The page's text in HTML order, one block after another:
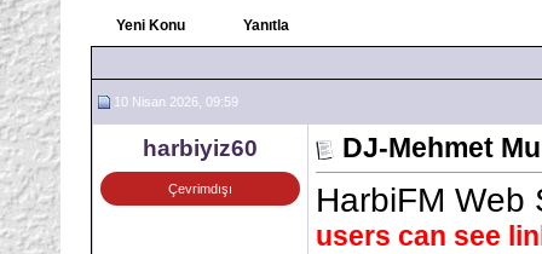
Yeni Konu Yanıtla
10 Nisan 2026, 09:59
harbiyiz60
Çevrimdışı
DJ-Mehmet
HarbiFM Web
users can see